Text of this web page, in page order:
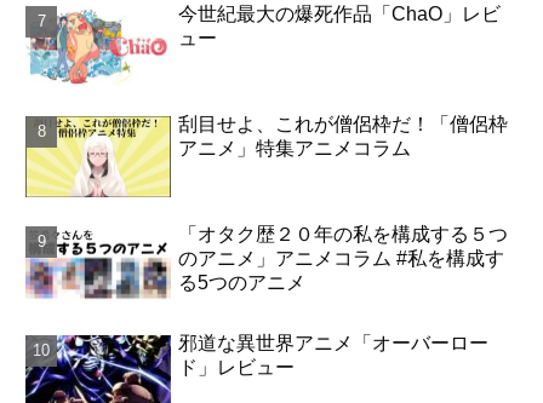
今世紀最大の爆死作品「ChaO」レビ
ュー
刮目せよ、これが僧侶枠だ！「僧侶枠
アニメ」特集アニメコラム
「オタク歴２０年の私を構成する５つ
のアニメ」アニメコラム #私を構成す
る5つのアニメ
邪道な異世界アニメ「オーバーロー
ド」レビュー